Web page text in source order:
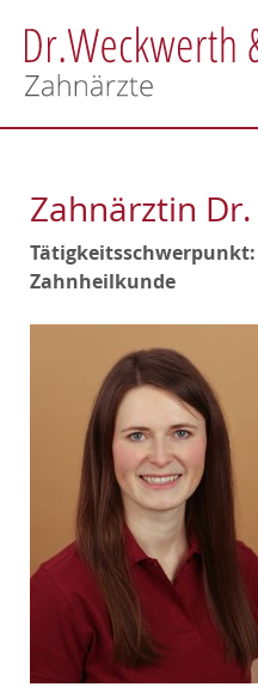
Zahnärztin
Zahnheilkunde
Erstuntersuchung
Umweltzahnmedizin
Prophylaxe
Kinderzahnheilkunde
Kiefergelenkstherapie
Parodontitis-Behandlung
Wurzelbehandlung
Zahnimplantate